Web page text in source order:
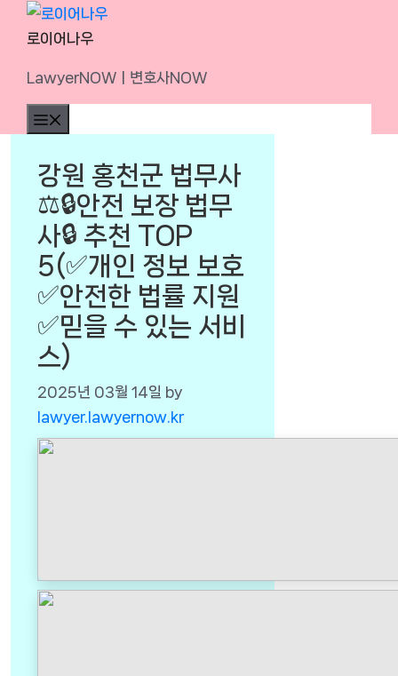
Skip
로이어나우
LawyerNOWㅣ변호사NOW
강원 홍천군 법무사
⚖️🔒안전 보장 법무
사🔒 추천 TOP
5(✅개인 정보 보호
✅안전한 법률 지원
✅믿을 수 있는 서비
스)
2025년 03월 14일 by
lawyer.lawyernow.kr